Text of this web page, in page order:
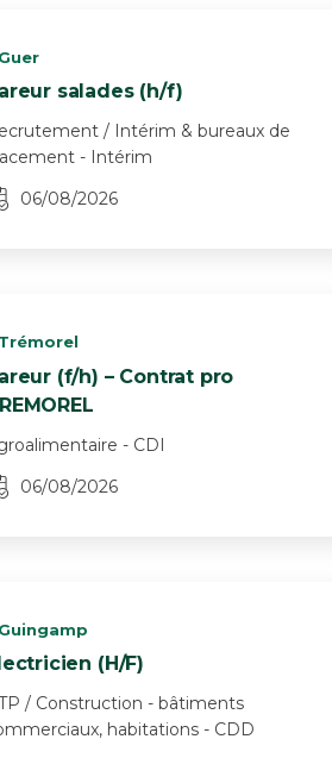
Guer
salades (h/f)
/ Intérim & bureaux de
- Intérim
06/08/2026
Trémorel
(f/h) – Contrat pro
- CDI
06/08/2026
Guingamp
(H/F)
/ Construction - bâtiments
habitations - CDD